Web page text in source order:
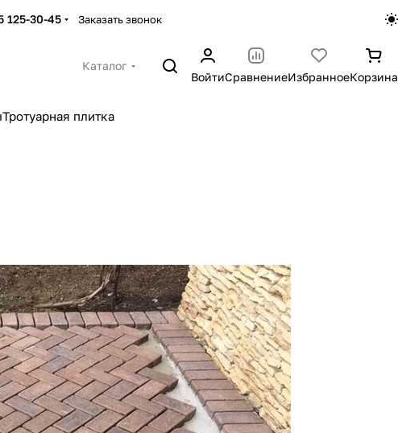
125-30-45 Заказать звонок
Каталог
ВойтиСравнениеИзбранноеКорзина
Тротуарная плитка